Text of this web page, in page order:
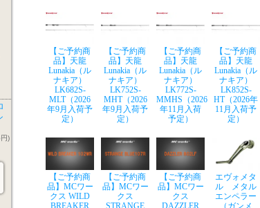
)
【ご予約商
品】天龍
Lunakia（ル
ナキア）
LK682S-
MLT（2026
年9月入荷予
定）
【ご予約商
品】天龍
Lunakia（ル
ナキア）
LK752S-
MHT（2026
年9月入荷予
定）
【ご予約商
品】天龍
Lunakia（ル
ナキア）
LK772S-
MMHS（2026
年11月入荷
予定）
【ご予約商
品】天龍
Lunakia（ル
ナキア）
LK852S-
HT（2026年
11月入荷予
定）
【ご予約商
品】MCワー
クス WILD
BREAKER
【ご予約商
品】MCワー
クス
STRANGE
【ご予約商
品】MCワー
クス
DAZZLER
エヴォメタ
ル メタル
エンペラー
（ガンメ